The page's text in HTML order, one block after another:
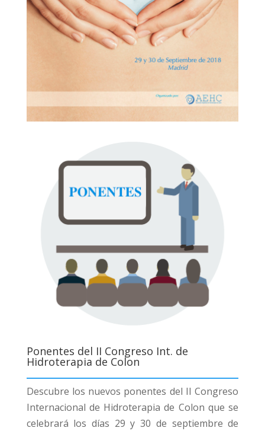
Ponentes del II Congreso Int. de
Hidroterapia de Colon
Descubre los nuevos ponentes del II Congreso
Internacional de Hidroterapia de Colon que se
celebrará los días 29 y 30 de septiembre de